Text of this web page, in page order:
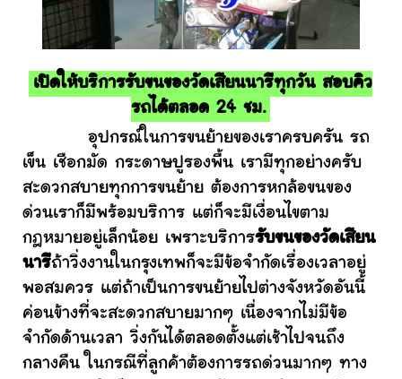
เปิดให้บริการรับขนของวัดเสียนนารีทุกวัน สอบคิว
รถได้ตลอด 24 ชม.
อุปกรณ์ในการขนย้ายของเราครบครัน รถ
เข็น เชือกมัด กระดาษปูรองพื้น เรามีทุกอย่างครับ
สะดวกสบายทุกการขนย้าย ต้องการหกล้อขนของ
ด่วนเราก็มีพร้อมบริการ แต่ก็จะมีเงื่อนไขตาม
กฎหมายอยู่เล็กน้อย เพราะบริการรับขนของวัดเสียน
นารีถ้าวิ่งงานในกรุงเทพก็จะมีข้อจำกัดเรื่องเวลาอยู่
พอสมควร แต่ถ้าเป็นการขนย้ายไปต่างจังหวัดอันนี้
ค่อนข้างที่จะสะดวกสบายมากๆ เนื่องจากไม่มีข้อ
จำกัดด้านเวลา วิ่งกันได้ตลอดตั้งแต่เช้าไปจนถึง
กลางคืน ในกรณีที่ลูกค้าต้องการรถด่วนมากๆ ทาง